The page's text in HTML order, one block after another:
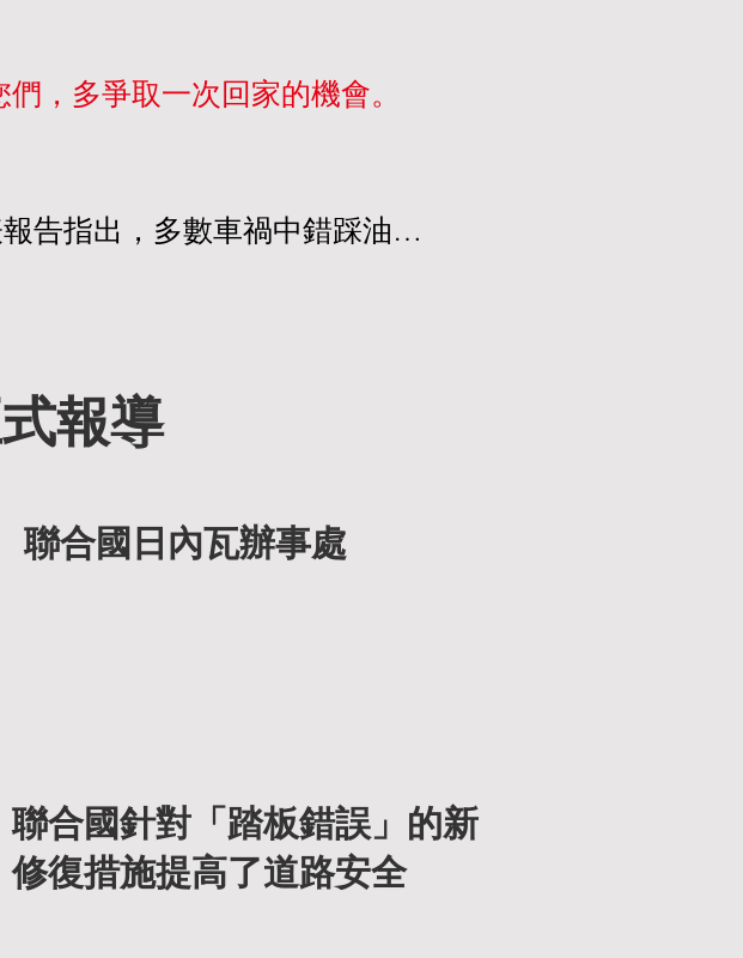
，多爭取一次回家的機會。
告指出，多數車禍中錯踩油門
」，這種現象在醫學與神經科學
（action disinhibition or motor
減弱
責計劃、決策與控制動作的區
）啟動「戰或逃反應」，大
踩煞車」的想法無法有效傳達成
肌肉記憶混亂
Memory），通常由小腦
報導
聯合國日內瓦辦事處
聯合國針對「踏板錯誤」的新
修復措施提高了道路安全